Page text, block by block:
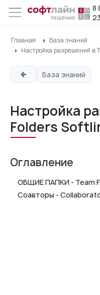
8
23
Главная
База знаний
Настройка разрешений в
База знаний
Настройка
Folders
Оглавление
ОБЩИЕ ПАПКИ - Team
Соавторы -